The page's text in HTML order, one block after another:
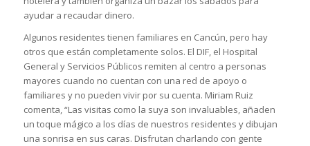
ayudar a recaudar dinero.
Algunos residentes tienen familiares en Cancún, pero hay
otros que están completamente solos. El DIF, el Hospital
General y Servicios Públicos remiten al centro a personas
mayores cuando no cuentan con una red de apoyo o
familiares y no pueden vivir por su cuenta. Miriam Ruiz
comenta, “Las visitas como la suya son invaluables, añaden
un toque mágico a los días de nuestros residentes y dibujan
una sonrisa en sus caras. Disfrutan charlando con gente